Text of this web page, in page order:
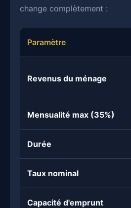
change complètement :
Paramètre
Revenus du ménage
Mensualité max (35%)
Durée
Taux nominal
Capacité d'emprunt